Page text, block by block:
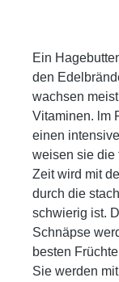
Ein
den
wachsen
Vitaminen. lm
einen
weisen sie die
Zeit wird mit
durch die
schwierig ist.
Schnäpse
besten
Sie werden